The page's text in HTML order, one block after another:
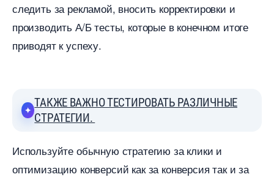
следить за рекламой, вносить корректировки и
производить А/Б тесты, которые в конечном итоге
приводят к успеху.
ТАКЖЕ ВАЖНО ТЕСТИРОВАТЬ РАЗЛИЧНЫЕ
СТРАТЕГИИ.
Используйте обычную стратегию за клики и
оптимизацию конверсий как за конверсия так и за